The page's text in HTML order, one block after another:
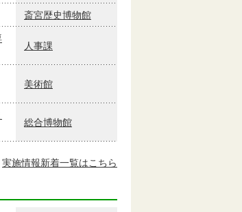
斎宮歴史博物館
人事課
美術館
総合博物館
実施情報新着一覧はこちら